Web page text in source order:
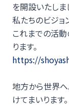
を開設いたしま
私たちのビジョ
これまでの活
ります。
https://
地方から世界へ
けてまいります。